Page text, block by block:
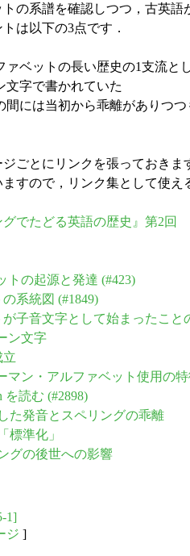
の系譜を確認しつつ，古英語
は以下の3点です．
ベットの長い歴史の1支流と
字で書かれていた
には当初から乖離がありつ
ごとにリンクを張っておきま
すので，リンク集として使え
グでたどる英語の歴史』第2
トの起源と発達 (#423)
系統図 (#1849)
が子音文字として始まったこと
ン文字
立
マン・アルファベット使用の
を読む (#2898)
た発音とスペリングの乖離
標準化」
グの後世への影響
1]
ジ ]